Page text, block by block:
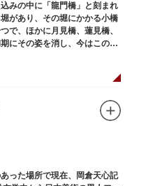
みの中に「龍門橋」と刻まれ
があり、その堀にかかる小橋
で、ほかに月見橋、蓮見橋、
にその姿を消し、今はこの石
った場所で現在、岡倉天心記